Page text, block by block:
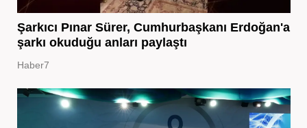
Şarkıcı Pınar Sürer, Cumhurbaşkanı Erdoğan'a
şarkı okuduğu anları paylaştı
Haber7